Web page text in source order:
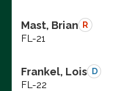
Mast, Brian R
FL-21
Frankel, Lois D
FL-22